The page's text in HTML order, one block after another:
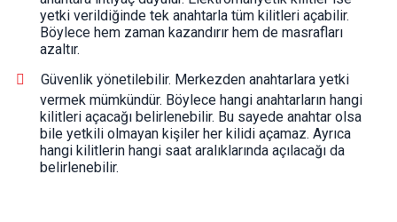
yetki verildiğinde tek anahtarla tüm kilitleri açabilir.
Böylece hem zaman kazandırır hem de masrafları
azaltır.
Güvenlik yönetilebilir. Merkezden anahtarlara yetki
vermek mümkündür. Böylece hangi anahtarların hangi
kilitleri açacağı belirlenebilir. Bu sayede anahtar olsa
bile yetkili olmayan kişiler her kilidi açamaz. Ayrıca
hangi kilitlerin hangi saat aralıklarında açılacağı da
belirlenebilir.